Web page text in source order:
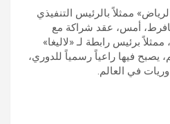
ممثلاً بالرئيس التنفيذي
بافرط، أمس، عقد شراكة مع
برئيس رابطة لـ «لاليغا»
لمدّة 3 مواسم، يصبح فيها راعياً رسمياً للدوري،
في العالم.